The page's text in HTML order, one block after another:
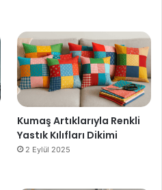
Kumaş Artıklarıyla Renkli
Yastık Kılıfları Dikimi
2 Eylül 2025